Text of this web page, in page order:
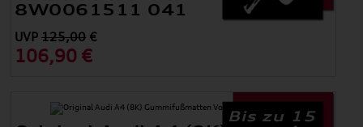
8W0061511 041
UVP125,00 €
106,90 €
Bis zu 15